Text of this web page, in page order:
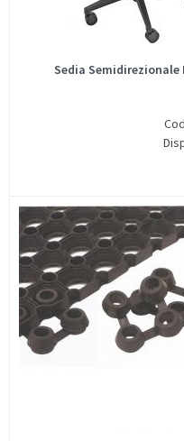
Sedia Semidirezionale